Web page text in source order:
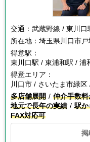
交通： 武蔵野線 / 東川口
所在地： 埼玉県川口市
得意駅：
東川口駅 / 東浦和駅 / 浦
得意エリア：
川口市 / さいたま市緑
多店舗展開
仲介手数
地元で長年の実績
駅か
FAX対応可
掲